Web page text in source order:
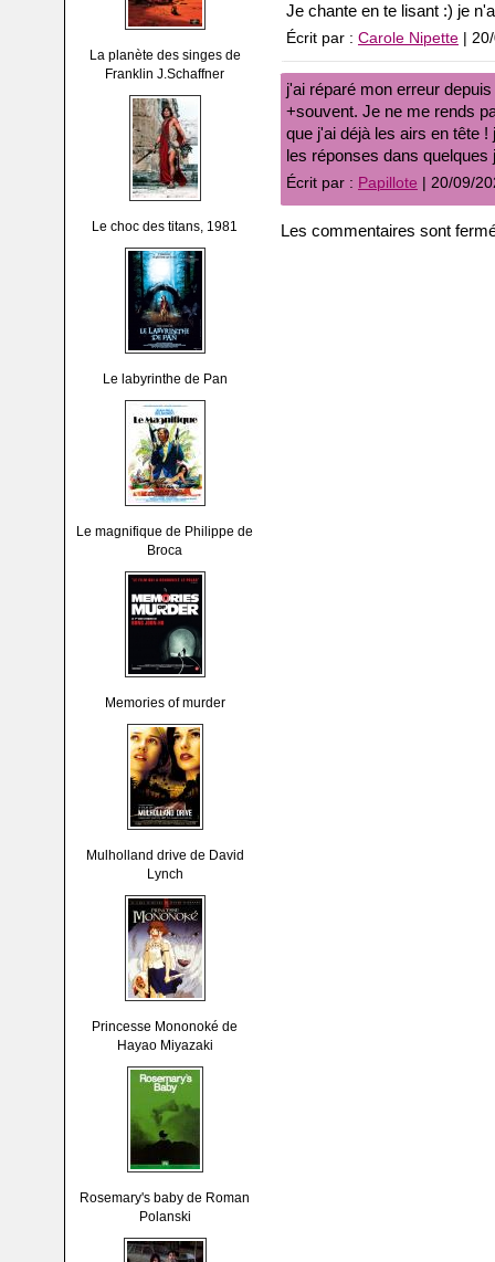
La planète des singes de
Franklin J.Schaffner
Le choc des titans, 1981
Le labyrinthe de Pan
Le magnifique de Philippe de
Broca
Memories of murder
Mulholland drive de David
Lynch
Princesse Mononoké de
Hayao Miyazaki
Rosemary's baby de Roman
Polanski
Je chante en te lisant :) je
Écrit par : Carole Nipette |
j'ai réparé mon erreur
+souvent. Je ne me rends
que j'ai déjà les airs en tête
les réponses dans quelques
Écrit par : Papillote | 20/09/
Les commentaires sont